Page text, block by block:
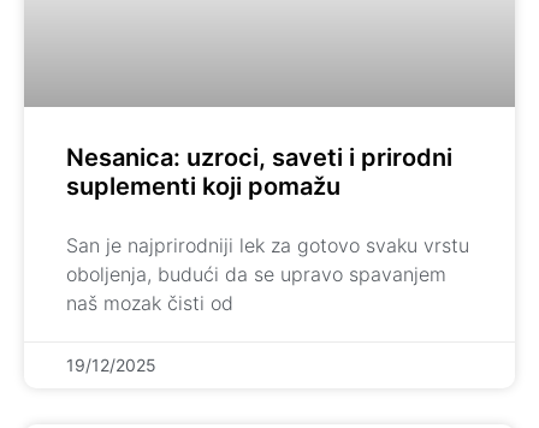
Nesanica: uzroci, saveti i prirodni
suplementi koji pomažu
San je najprirodniji lek za gotovo svaku vrstu
oboljenja, budući da se upravo spavanjem
naš mozak čisti od
19/12/2025